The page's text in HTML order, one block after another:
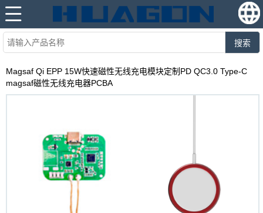
搜索
Magsaf Qi EPP 15W快速磁性无线充电模块定制PD QC3.0 Type-C
magsaf磁性无线充电器PCBA